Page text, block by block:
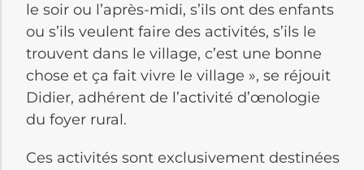
le soir ou l’après-midi, s’ils ont des enfants
ou s’ils veulent faire des activités, s’ils le
trouvent dans le village, c’est une bonne
chose et ça fait vivre le village », se réjouit
Didier, adhérent de l’activité d’œnologie
du foyer rural.
Ces activités sont exclusivement destinées